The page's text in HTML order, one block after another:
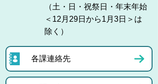
（土・日・祝祭日・年末年始
＜12月29日から1月3日＞は
除く）
各課連絡先